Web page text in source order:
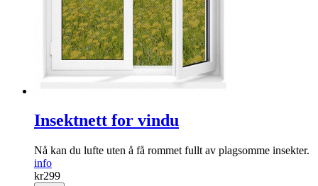
Insektnett for vindu
Nå kan du lufte uten å få rommet fullt av plagsomme insekter.
info
kr299